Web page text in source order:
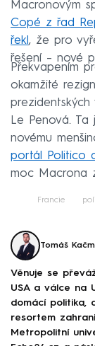
Macronovým
Copé z řad
řekl, že pro
řešení – nové
Překvapením
okamžité
Le Penová.
novému
portál Politico
moc Macrona
Francie
Tomáš
Věnuje se
USA a válce na
domácí politika,
resortem
Metropolitní